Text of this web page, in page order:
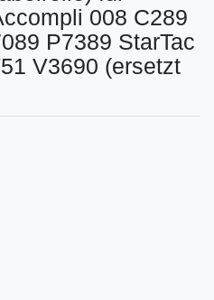
008 C289
P7389 StarTac
V3690 (ersetzt